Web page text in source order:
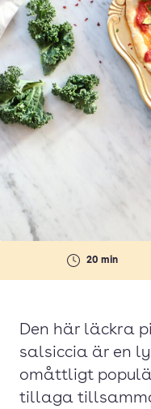
20 min
Den här läckra
salsiccia är en
omåttligt
tillaga